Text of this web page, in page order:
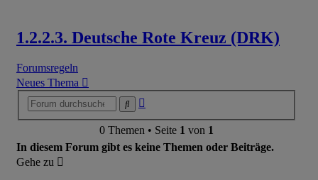
1.2.2.3. Deutsche Rote Kreuz (DRK)
Forumsregeln
Neues Thema
0 Themen • Seite 1 von 1
In diesem Forum gibt es keine Themen oder Beiträge.
Gehe zu